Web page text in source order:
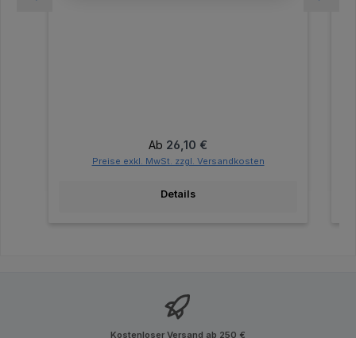
Regulärer Preis:
Ab 26,10 €
Preise exkl. MwSt. zzgl. Versandkosten
Details
Kostenloser Versand ab 250 €